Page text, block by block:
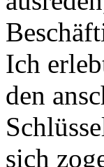
Ich
den
sich